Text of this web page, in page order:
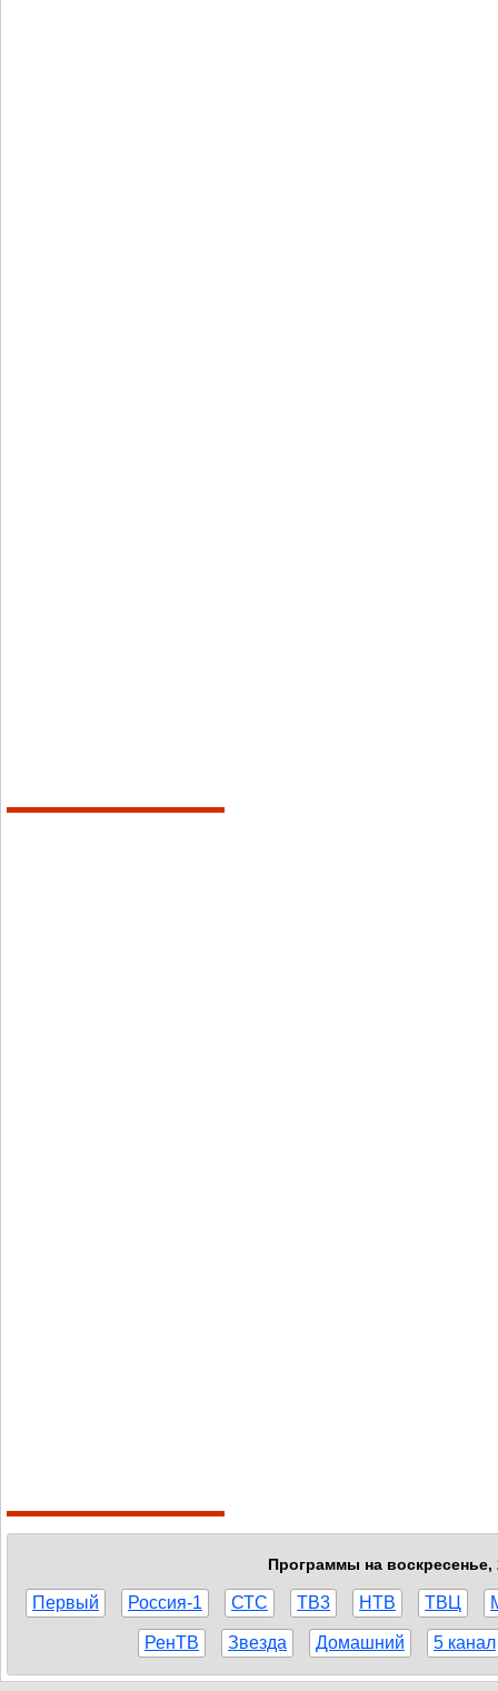
Программы на воскресенье,
Первый Россия-1 СТС ТВ3 НТВ ТВЦ
РенТВ Звезда Домашний 5 канал